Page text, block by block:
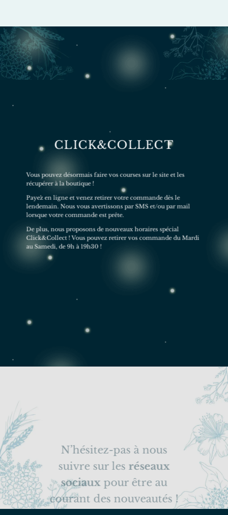
CLICK&COLLECT
Vous pouvez désormais faire vos courses sur le site et les
récupérer à la boutique !
Payez en ligne et venez retirer votre commande dès le
lendemain. Nous vous avertissons par SMS et/ou par mail
lorsque votre commande est prête.
De plus, nous proposons de nouveaux horaires spécial
Click&Collect ! Vous pouvez retirer vos commande du Mardi
au Samedi, de 9h à 19h30 !
N’hésitez-pas à nous
suivre sur les réseaux
sociauxpour être au
courant des nouveautés !